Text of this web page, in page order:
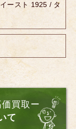
ースト 1925 / タ
買取ー
て